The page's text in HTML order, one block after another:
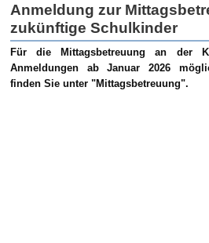
Anmeldung zur
zukünftige Schulkinder
Für die Mittagsbetreuung an der
Anmeldungen ab Januar 2026
finden Sie unter "Mittagsbetreuung".